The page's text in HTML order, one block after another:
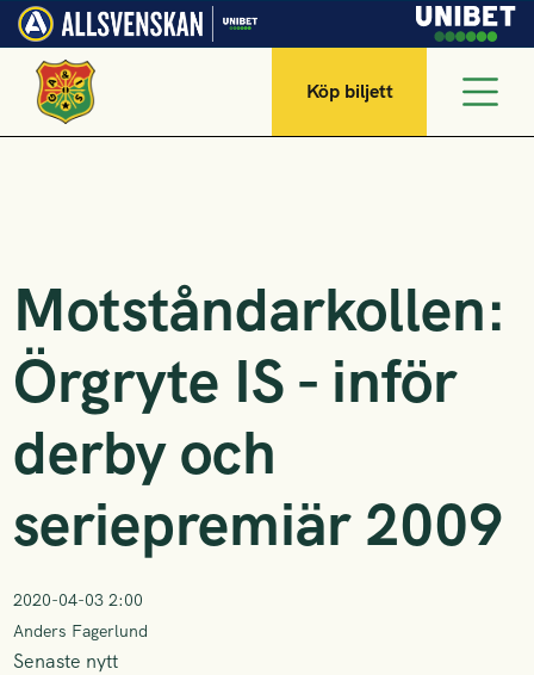
Köp biljett
Motståndarkollen:
Örgryte IS - inför
derby och
seriepremiär 2009
2020-04-03 2:00
Anders Fagerlund
Senaste nytt